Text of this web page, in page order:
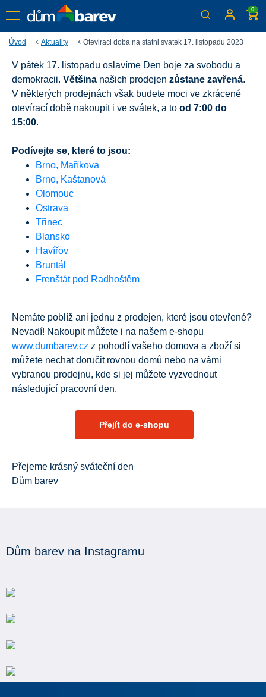
0
Úvod Aktuality Oteviraci doba na statni svatek 17. listopadu 2023
Otevírací doba na státní
svátek 17. listopadu 2023
V pátek 17. listopadu oslavíme Den boje za svobodu a
demokracii. Většina našich prodejen zůstane zavřená.
V některých prodejnách však budete moci ve zkrácené
otevírací době nakoupit i ve svátek, a to od 7:00 do
15:00.
Podívejte se, které to jsou:
Brno, Maříkova
Brno, Kaštanová
Olomouc
Ostrava
Třinec
Blansko
Havířov
Bruntál
Frenštát pod Radhoštěm
Nemáte poblíž ani jednu z prodejen, které jsou otevřené?
Nevadí! Nakoupit můžete i na našem e-shopu
www.dumbarev.cz z pohodlí vašeho domova a zboží si
můžete nechat doručit rovnou domů nebo na vámi
vybranou prodejnu, kde si jej můžete vyzvednout
následující pracovní den.
Přejít do e-shopu
Přejeme krásný sváteční den
Dům barev
Dům barev na Instagramu